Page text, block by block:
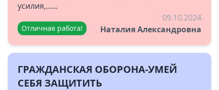
усилия,......
Отличная работа!
09.10.2024
Наталия Александровна
ГРАЖДАНСКАЯ ОБОРОНА-УМЕЙ
СЕБЯ ЗАЩИТИТЬ